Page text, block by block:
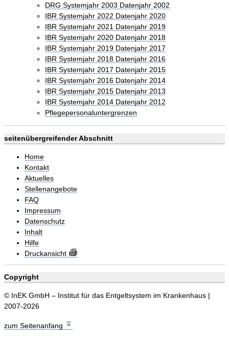
DRG Systemjahr 2003 Datenjahr 2002
IBR Systemjahr 2022 Datenjahr 2020
IBR Systemjahr 2021 Datenjahr 2019
IBR Systemjahr 2020 Datenjahr 2018
IBR Systemjahr 2019 Datenjahr 2017
IBR Systemjahr 2018 Datenjahr 2016
IBR Systemjahr 2017 Datenjahr 2015
IBR Systemjahr 2016 Datenjahr 2014
IBR Systemjahr 2015 Datenjahr 2013
IBR Systemjahr 2014 Datenjahr 2012
Pflegepersonaluntergrenzen
seitenübergreifender Abschnitt
Home
Kontakt
Aktuelles
Stellenangebote
FAQ
Impressum
Datenschutz
Inhalt
Hilfe
Druckansicht
Copyright
© InEK GmbH – Institut für das Entgeltsystem im Krankenhaus |
2007-2026
zum Seitenanfang